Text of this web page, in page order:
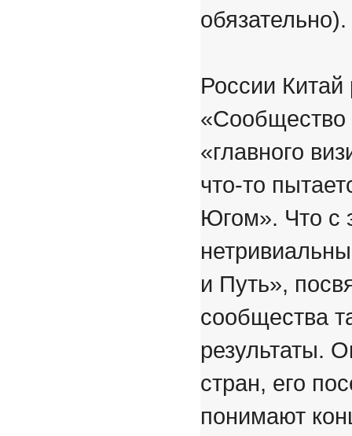
обязательно).
России
«Сообщество
«главного
что-то
Югом». Что с
и Путь»,
сообщества
результаты.
стран, его
понимают